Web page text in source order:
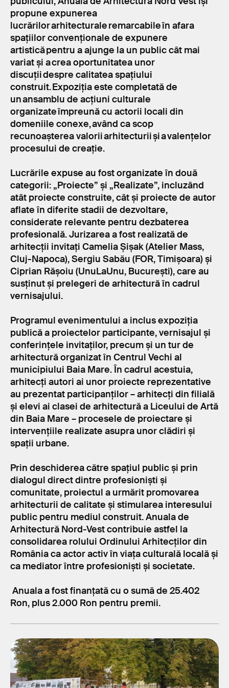
propune expunerea
lucrărilor arhitecturale remarcabile în afara
spațiilor convenționale de expunere
artistică pentru a ajunge la un public cât mai
variat și a crea oportunitatea unor
discuții despre calitatea spațiului
construit. Expoziția este completată de
un ansamblu de acțiuni culturale
organizate împreună cu actorii locali din
domeniile conexe, având ca scop
recunoașterea valorii arhitecturii și a valențelor
procesului de creație.
Lucrările expuse au fost organizate în două
categorii: „Proiecte” și „Realizate”, incluzând
atât proiecte construite, cât și proiecte de autor
aflate în diferite stadii de dezvoltare,
considerate relevante pentru dezbaterea
profesională. Jurizarea a fost realizată de
arhitecții invitați Camelia Șișak (Atelier Mass,
Cluj-Napoca), Sergiu Sabău (FOR, Timișoara) și
Ciprian Rășoiu (UnuLaUnu, București), care au
susținut și prelegeri de arhitectură în cadrul
vernisajului.
Programul evenimentului a inclus expoziția
publică a proiectelor participante, vernisajul și
conferințele invitaților, precum și un tur de
arhitectură organizat în Centrul Vechi al
municipiului Baia Mare. În cadrul acestuia,
arhitecți autori ai unor proiecte reprezentative
au prezentat participanților – arhitecți din filială
și elevi ai clasei de arhitectură a Liceului de Artă
din Baia Mare – procesele de proiectare și
intervențiile realizate asupra unor clădiri și
spații urbane.
Prin deschiderea către spațiul public și prin
dialogul direct dintre profesioniști și
comunitate, proiectul a urmărit promovarea
arhitecturii de calitate și stimularea interesului
public pentru mediul construit. Anuala de
Arhitectură Nord-Vest contribuie astfel la
consolidarea rolului Ordinului Arhitecților din
România ca actor activ în viața culturală locală și
ca mediator între profesioniști și societate.
Anuala a fost finanțată cu o sumă de 25.402
Ron, plus 2.000 Ron pentru premii.